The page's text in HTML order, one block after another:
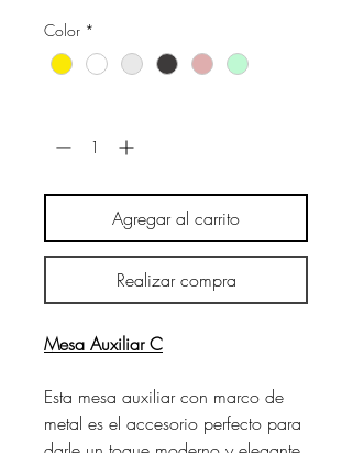
Color *
Agregar al carrito
Realizar compra
Mesa Auxiliar C
Esta mesa auxiliar con marco de
metal es el accesorio perfecto para